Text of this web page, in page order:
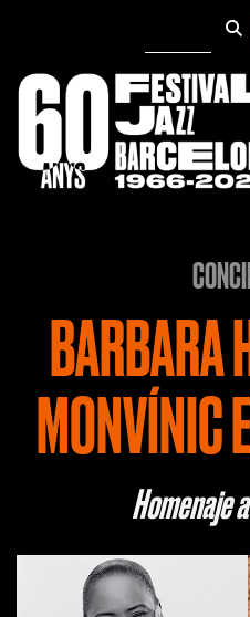
BARBARA
MONVÍNIC
Homenaje